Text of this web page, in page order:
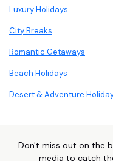
Luxury Holidays
City Breaks
Romantic Getaways
Beach Holidays
Desert & Adventure
Don't miss out on the
media to catch